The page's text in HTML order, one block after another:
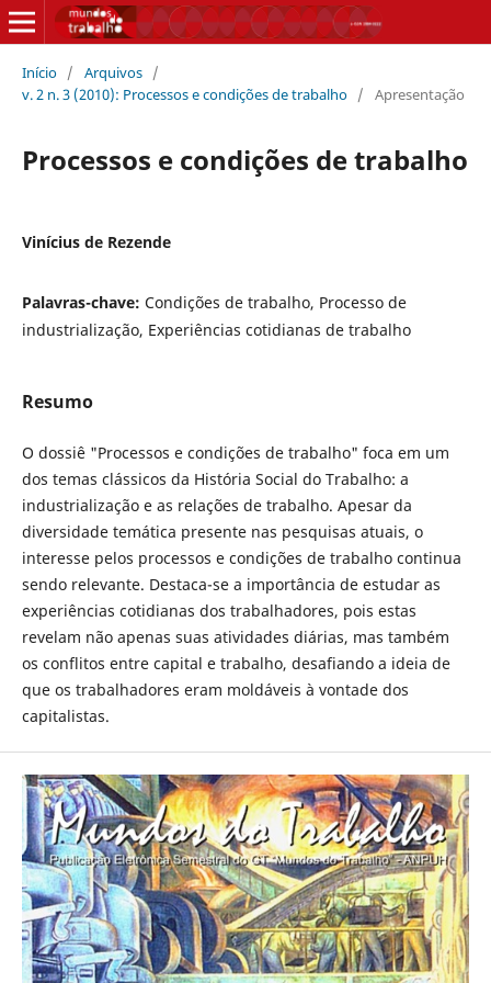
Início / Arquivos /
v. 2 n. 3 (2010): Processos e condições de trabalho / Apresentação
Processos e condições de trabalho
Vinícius de Rezende
Palavras-chave: Condições de trabalho, Processo de
industrialização, Experiências cotidianas de trabalho
Resumo
O dossiê "Processos e condições de trabalho" foca em um
dos temas clássicos da História Social do Trabalho: a
industrialização e as relações de trabalho. Apesar da
diversidade temática presente nas pesquisas atuais, o
interesse pelos processos e condições de trabalho continua
sendo relevante. Destaca-se a importância de estudar as
experiências cotidianas dos trabalhadores, pois estas
revelam não apenas suas atividades diárias, mas também
os conflitos entre capital e trabalho, desafiando a ideia de
que os trabalhadores eram moldáveis à vontade dos
capitalistas.